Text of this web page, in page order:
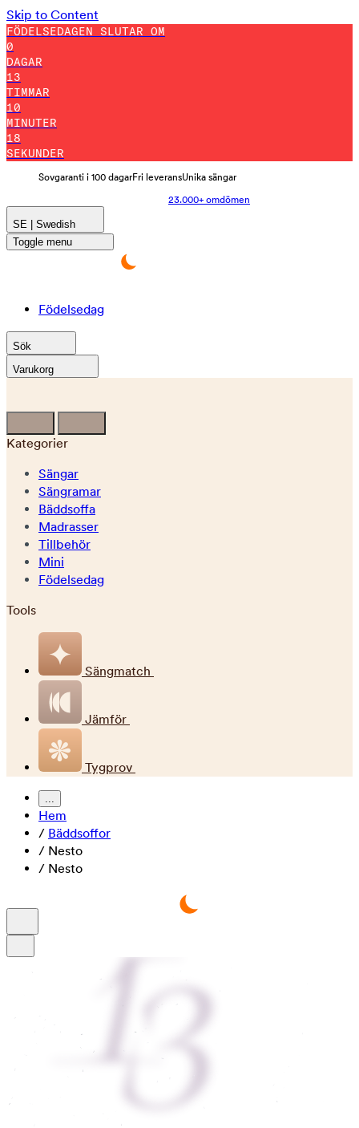
Skip to Content
FÖDELSEDAGEN SLUTAR OM
0
DAGAR
13
TIMMAR
10
MINUTER
10
SEKUNDER
Sovgaranti i 100 dagarFri leveransUnika sängar
23.000+ omdömen
SE | Swedish
Toggle menu
Födelsedag
Sök
Varukorg
Kategorier
Sängar
Sängramar
Bäddsoffa
Madrasser
Tillbehör
Mini
Födelsedag
Tools
Sängmatch
Jämför
Tygprov
...
Hem
/ Bäddsoffor
/ Nesto
/ Nesto